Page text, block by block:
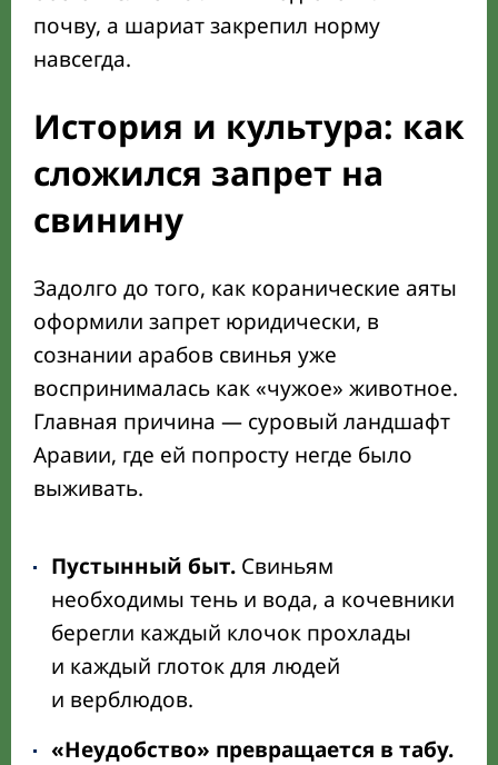
почву, а шариат закрепил норму
навсегда.
История и культура: как
сложился запрет на
свинину
Задолго до того, как коранические аяты
оформили запрет юридически, в
сознании арабов свинья уже
воспринималась как «чужое» животное.
Главная причина — суровый ландшафт
Аравии, где ей попросту негде было
выживать.
Пустынный быт. Свиньям
необходимы тень и вода, а кочевники
берегли каждый клочок прохлады
и каждый глоток для людей
и верблюдов.
«Неудобство» превращается в табу.